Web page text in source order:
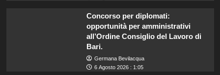
Concorso per diplomati:
opportunità per amministrativi
all’Ordine Consiglio del Lavoro di
Bari.
Germana Bevilacqua
6 Agosto 2026 : 1:05